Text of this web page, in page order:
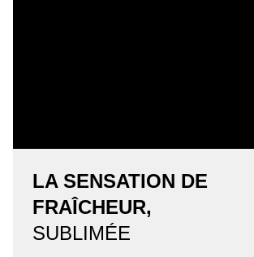
LA SENSATION DE
FRAÎCHEUR,
SUBLIMÉE